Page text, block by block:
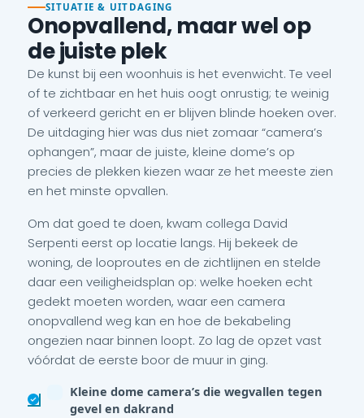
SITUATIE & UITDAGING
Onopvallend, maar wel op
de juiste plek
De kunst bij een woonhuis is het evenwicht. Te veel
of te zichtbaar en het huis oogt onrustig; te weinig
of verkeerd gericht en er blijven blinde hoeken over.
De uitdaging hier was dus niet zomaar “camera’s
ophangen”, maar de juiste, kleine dome’s op
precies de plekken kiezen waar ze het meeste zien
en het minste opvallen.
Om dat goed te doen, kwam collega David
Serpenti eerst op locatie langs. Hij bekeek de
woning, de looproutes en de zichtlijnen en stelde
daar een veiligheidsplan op: welke hoeken echt
gedekt moeten worden, waar een camera
onopvallend weg kan en hoe de bekabeling
ongezien naar binnen loopt. Zo lag de opzet vast
vóórdat de eerste boor de muur in ging.
Kleine dome camera’s die wegvallen tegen
gevel en dakrand